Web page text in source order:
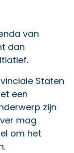
van
dan
Staten
een
zijn
mag
om het